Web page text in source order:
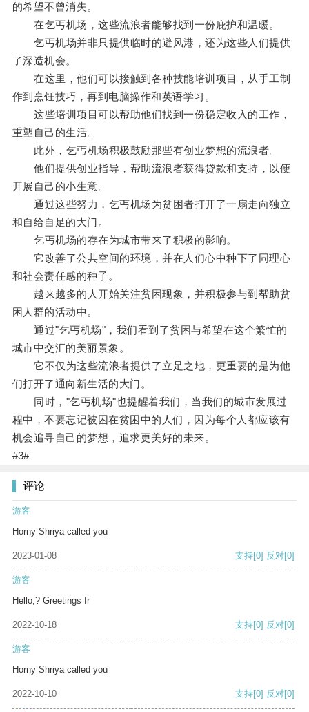
的希望不曾消失。
在乞丐机场，这些流浪者能够找到一份庇护和温暖。
乞丐机场并非只提供临时的避风港，还为这些人们提供
了深造机会。
在这里，他们可以接触到各种技能培训项目，从手工制
作到烹饪技巧，再到电脑操作和英语学习。
这些培训项目可以帮助他们找到一份稳定收入的工作，
重塑自己的生活。
此外，乞丐机场积极鼓励那些有创业梦想的流浪者。
他们提供创业指导，帮助流浪者获得贷款和支持，以便
开展自己的小生意。
通过这些努力，乞丐机场为贫困者打开了一扇走向独立
和自给自足的大门。
乞丐机场的存在为城市带来了积极的影响。
它改善了公共空间的环境，并在人们心中种下了同理心
和社会责任感的种子。
越来越多的人开始关注贫困现象，并积极参与到帮助贫
困人群的活动中。
通过"乞丐机场"，我们看到了贫困与希望在这个繁忙的
城市中交汇的美丽景象。
它不仅为这些流浪者提供了立足之地，更重要的是为他
们打开了通向新生活的大门。
同时，"乞丐机场"也提醒着我们，当我们的城市发展过
程中，不要忘记被困在贫困中的人们，因为每个人都应该有
机会追寻自己的梦想，追求更美好的未来。
#3#
评论
游客
Horny Shriya called you
2023-01-08 支持[0] 反对[0]
游客
Hello,? Greetings fr
2022-10-18 支持[0] 反对[0]
游客
Horny Shriya called you
2022-10-10 支持[0] 反对[0]